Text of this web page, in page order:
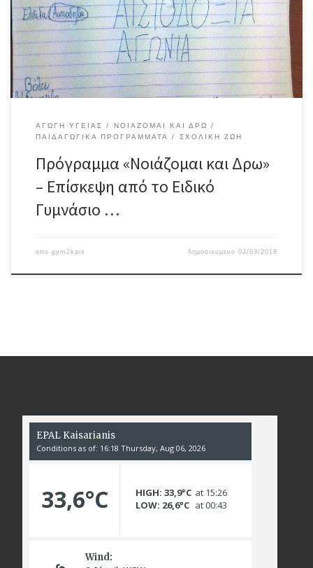
αφορούσε τις δυσκολίες, τα αδιέξοδα, τα διλήμματα, τα
συναισθήματα των προσφύγων αλλά και τα δικαιώματα του
πολίτη. Η συνειδητοποίηση της σημασίας του προσφυγικού
ζητήματος και η συνεργασία […]
ΑΓΩΓΉ ΥΓΕΊΑΣ
ΝΟΙΆΖΟΜΑΙ ΚΑΙ ΔΡΩ
ΠΑΙΔΑΓΩΓΙΚΆ ΠΡΟΓΡΆΜΜΑΤΑ
ΣΧΟΛΙΚΉ ΖΩΉ
Πρόγραμμα «Νοιάζομαι και Δρω»
– Επίσκεψη από το Ειδικό
Γυμνάσιο …
από gym2kais δημοσιευμένο02/03/2018